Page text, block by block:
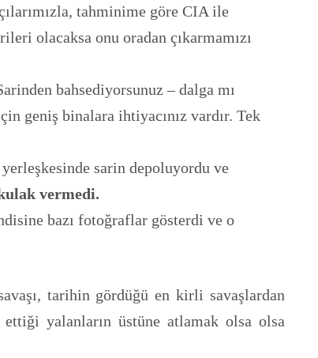
tahminime göre CIA ile
olacaksa onu oradan çıkarmamızı
bahsediyorsunuz – dalga mı
geniş binalara ihtiyacınız vardır. Tek
sarin depoluyordu ve
vermedi.
bazı fotoğraflar gösterdi ve o
tarihin gördüğü en kirli savaşlardan
yalanların üstüne atlamak olsa olsa